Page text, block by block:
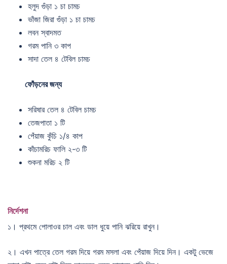
হলুদ গুঁড়া ১ চা চামচ
ভাঁজা জিরা গুঁড়া ১ চা চামচ
লবন স্বাদমত
গরম পানি ৩ কাপ
সাদা তেল ৪ টেবিল চামচ
ফোঁড়নের জন্য
সরিষার তেল ৪ টেবিল চামচ
তেজপাতা ১ টি
পেঁয়াজ কুঁচি ১/৪ কাপ
কাঁচামরিচ ফালি ২-৩ টি
শুকনা মরিচ ২ টি
নির্দেশনা
১। প্রথমে পোলাওর চাল এবং ডাল ধুয়ে পানি ঝরিয়ে রাখুন।
২। এখন পাত্রে তেল গরম দিয়ে গরম মসলা এবং পেঁয়াজ দিয়ে দিন। একটু ভেজে